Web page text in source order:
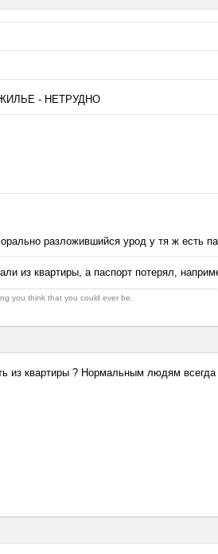
- НЕТРУДНО
разложившийся урод у тя ж есть
из квартиры, а паспорт потерял,
you think that you could ever be.
из квартиры ? Нормальным людям